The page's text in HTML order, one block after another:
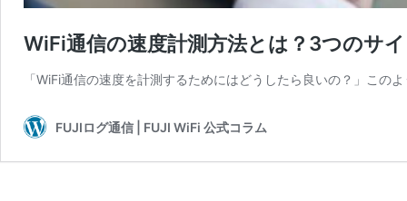
WiFi通信の速度計測方法とは？3つのサ
「WiFi通信の速度を計測するためにはどうしたら良いの？」こ
FUJIログ通信 | FUJI WiFi 公式コラム